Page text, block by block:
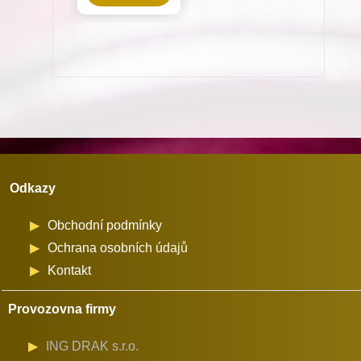
množství
Odkazy
Obchodní podmínky
Ochrana osobních údajů
Kontakt
Provozovna firmy
ING DRAK s.r.o.